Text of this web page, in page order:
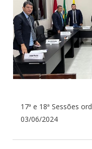
17ª e 18ª Sessões
03/06/2024